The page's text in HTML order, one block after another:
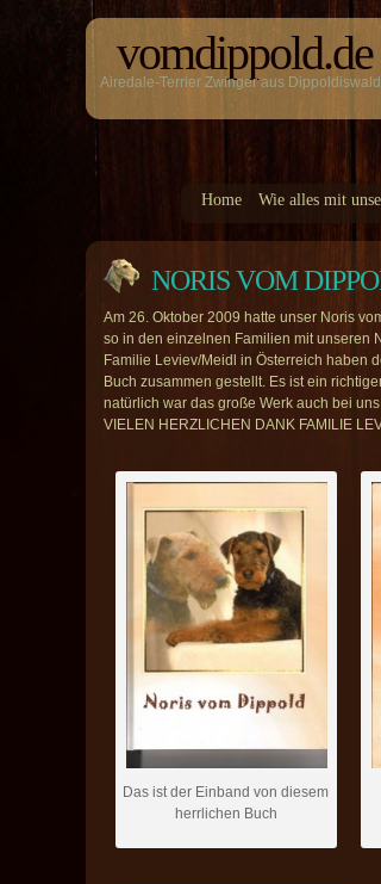
vomdippold.de
Airedale-Terrier Zwinger aus
Home Wie alles mit
NORIS VOM
Am 26. Oktober 2009 hatte unser Noris
so in den einzelnen Familien mit unseren
Familie Leviev/Meidl in Österreich haben
Buch zusammen gestellt. Es ist ein
natürlich war das große Werk auch bei
VIELEN HERZLICHEN DANK FAMILIE
Das ist der Einband von diesem
herrlichen Buch